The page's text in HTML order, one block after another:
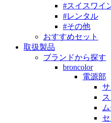
#スイスワイ
#レンタル
#その他
おすすめセット
取扱製品
ブランドから探す
broncolor
電源部